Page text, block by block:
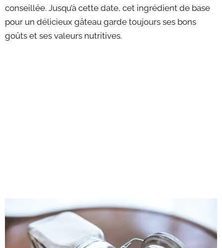
conseillée. Jusqu’à cette date, cet ingrédient de base
pour un délicieux gâteau garde toujours ses bons
goûts et ses valeurs nutritives.